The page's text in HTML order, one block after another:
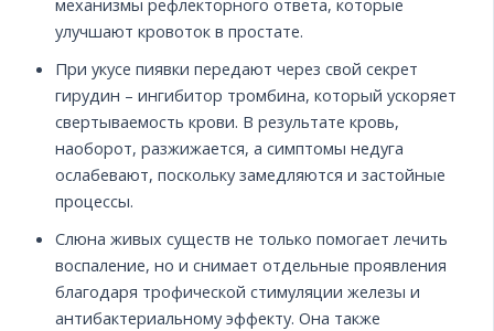
механизмы рефлекторного ответа, которые
улучшают кровоток в простате.
При укусе пиявки передают через свой секрет
гирудин – ингибитор тромбина, который ускоряет
свертываемость крови. В результате кровь,
наоборот, разжижается, а симптомы недуга
ослабевают, поскольку замедляются и застойные
процессы.
Слюна живых существ не только помогает лечить
воспаление, но и снимает отдельные проявления
благодаря трофической стимуляции железы и
антибактериальному эффекту. Она также